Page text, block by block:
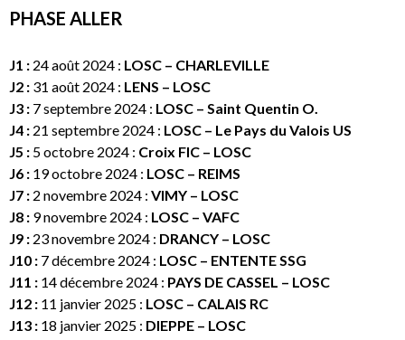
PHASE ALLER
J1 : 24 août 2024 : LOSC – CHARLEVILLE
J2 : 31 août 2024 : LENS – LOSC
J3 : 7 septembre 2024 : LOSC – Saint Quentin O.
J4 : 21 septembre 2024 : LOSC – Le Pays du Valois US
J5 : 5 octobre 2024 : Croix FIC – LOSC
J6 : 19 octobre 2024 : LOSC – REIMS
J7 : 2 novembre 2024 : VIMY – LOSC
J8 : 9 novembre 2024 : LOSC – VAFC
J9 : 23 novembre 2024 : DRANCY – LOSC
J10 : 7 décembre 2024 : LOSC – ENTENTE SSG
J11 : 14 décembre 2024 : PAYS DE CASSEL – LOSC
J12 : 11 janvier 2025 : LOSC – CALAIS RC
J13 : 18 janvier 2025 : DIEPPE – LOSC